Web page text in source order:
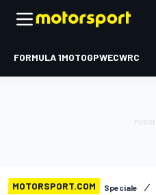
FORMULA 1MOTOGPWECWRC
MOTORSPORT.COM Speciale